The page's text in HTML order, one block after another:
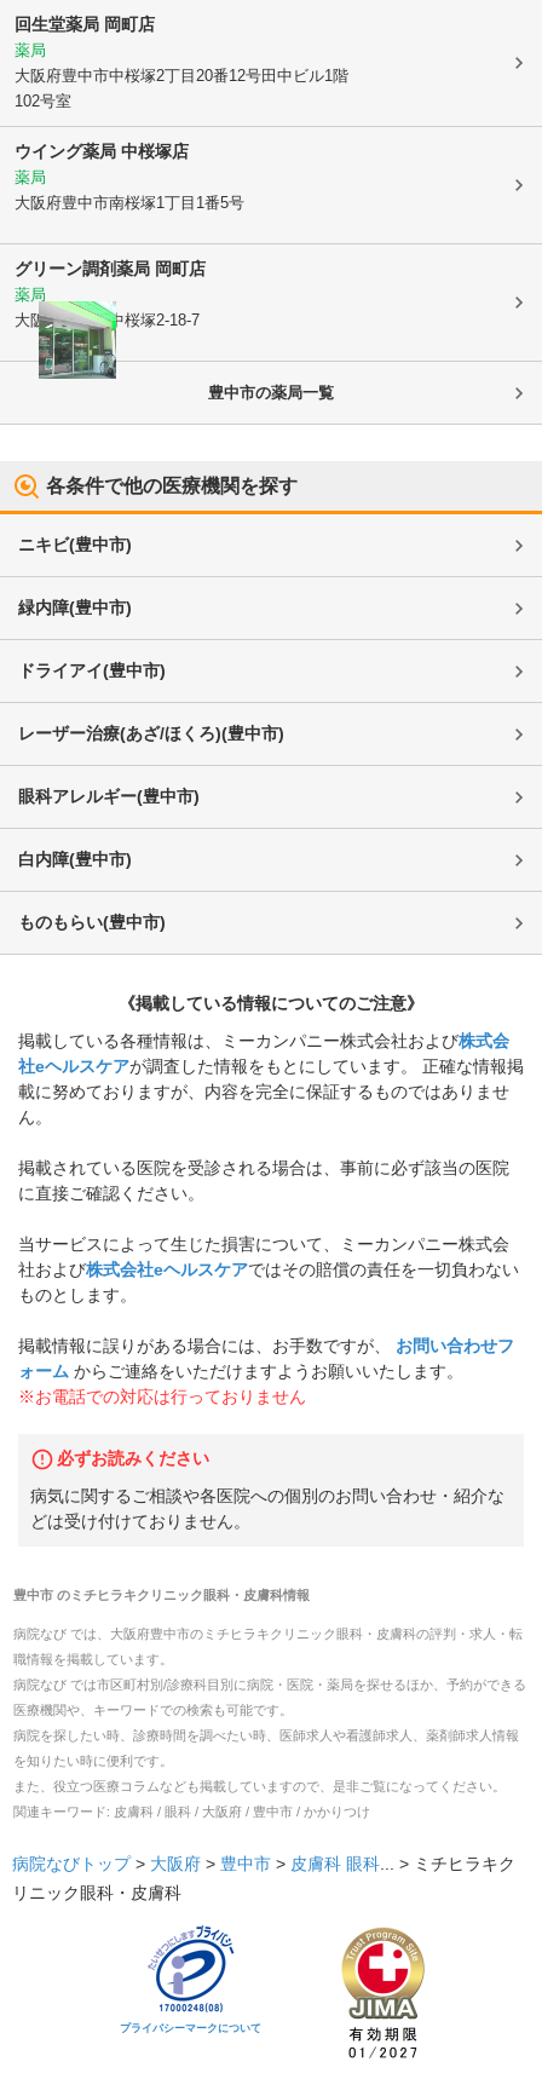
回生堂薬局 岡町店
薬局
大阪府豊中市中桜塚2丁目20番12号田中ビル1階
102号室
ウイング薬局 中桜塚店
薬局
大阪府豊中市南桜塚1丁目1番5号
グリーン調剤薬局 岡町店
薬局
大阪府豊中市中桜塚2-18-7
豊中市の薬局一覧
各条件で他の医療機関を探す
ニキビ(豊中市)
緑内障(豊中市)
ドライアイ(豊中市)
レーザー治療(あざ/ほくろ)(豊中市)
眼科アレルギー(豊中市)
白内障(豊中市)
ものもらい(豊中市)
《掲載している情報についてのご注意》
掲載している各種情報は、ミーカンパニー株式会社および株式会
社eヘルスケアが調査した情報をもとにしています。 正確な情報掲
載に努めておりますが、内容を完全に保証するものではありませ
ん。
掲載されている医院を受診される場合は、事前に必ず該当の医院
に直接ご確認ください。
当サービスによって生じた損害について、ミーカンパニー株式会
社および株式会社eヘルスケアではその賠償の責任を一切負わない
ものとします。
掲載情報に誤りがある場合には、お手数ですが、
お問い合わせフ
ォーム からご連絡をいただけますようお願いいたします。
※お電話での対応は行っておりません
必ずお読みください
病気に関するご相談や各医院への個別のお問い合わせ・紹介な
どは受け付けておりません。
豊中市のミチヒラキクリニック眼科・皮膚科情報
病院なび では、 大阪府豊中市のミチヒラキクリニック眼科・皮膚科の評判・求人・転
職情報を掲載しています。
病院なび では市区町村別/診療科目別に病院・医院・薬局を探せるほか、予約ができる
医療機関や、キーワードでの検索も可能です。
病院を探したい時、診療時間を調べたい時、医師求人や看護師求人、薬剤師求人情報
を知りたい時に便利です。
また、役立つ医療コラムなども掲載していますので、是非ご覧になってください。
関連キーワード: 皮膚科 / 眼科 / 大阪府 / 豊中市 / かかりつけ
病院なびトップ > 大阪府 > 豊中市 > 皮膚科 眼科 ... > ミチヒラキク
リニック眼科・皮膚科
プライバシーマークについて